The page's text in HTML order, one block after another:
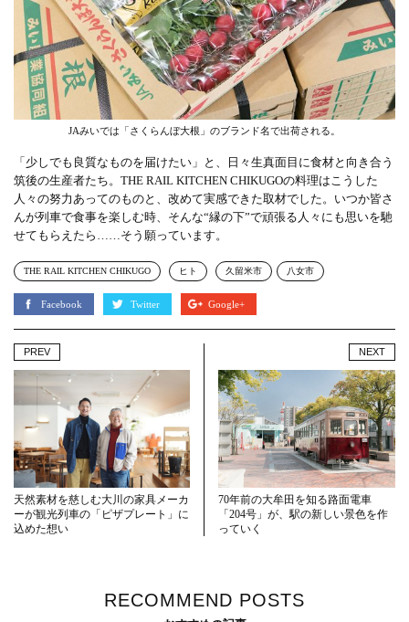
JAみいでは「さくらんぼ大根」のブランド名で出荷される。
「少しでも良質なものを届けたい」と、日々生真面目に食材と向き合う
筑後の生産者たち。THE RAIL KITCHEN CHIKUGOの料理はこうした
人々の努力あってのものと、改めて実感できた取材でした。いつか皆さ
んが列車で食事を楽しむ時、そんな“縁の下”で頑張る人々にも思いを馳
せてもらえたら……そう願っています。
THE RAIL KITCHEN CHIKUGO ヒト 久留米市 八女市
Facebook Twitter Google+
PREV
天然素材を慈しむ大川の家具メーカ
ーが観光列車の「ピザプレート」に
込めた想い
NEXT
70年前の大牟田を知る路面電車
「204号」が、駅の新しい景色を作
っていく
RECOMMEND POSTS